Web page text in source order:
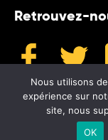
Retrouvez-
Nous utilisons
expérience sur
site, nous
OK